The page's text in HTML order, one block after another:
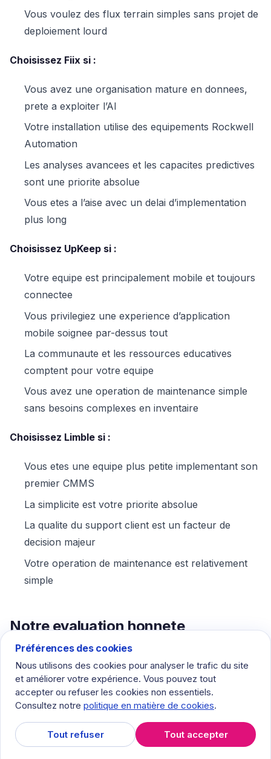
Vous voulez des flux terrain simples sans projet de
deploiement lourd
Choisissez Fiix si :
Vous avez une organisation mature en donnees,
prete a exploiter l’AI
Votre installation utilise des equipements Rockwell
Automation
Les analyses avancees et les capacites predictives
sont une priorite absolue
Vous etes a l’aise avec un delai d’implementation
plus long
Choisissez UpKeep si :
Votre equipe est principalement mobile et toujours
connectee
Vous privilegiez une experience d’application
mobile soignee par-dessus tout
La communaute et les ressources educatives
comptent pour votre equipe
Vous avez une operation de maintenance simple
sans besoins complexes en inventaire
Choisissez Limble si :
Vous etes une equipe plus petite implementant son
premier CMMS
La simplicite est votre priorite absolue
La qualite du support client est un facteur de
decision majeur
Votre operation de maintenance est relativement
simple
Notre evaluation honnete
Chaque plateforme de cette liste represente une
amelioration significative par rapport aux tableurs, au
papier ou a l’absence de systeme. Les equipes de
maintenance qui echouent ne sont pas celles qui ont
choisi le “mauvais” CMMS. Ce sont celles qui n’ont
choisi aucun CMMS du tout ou qui en ont choisi un
Préférences des cookies
Nous utilisons des cookies pour analyser le trafic du site
et améliorer votre expérience. Vous pouvez tout
accepter ou refuser les cookies non essentiels.
Consultez notre politique en matière de cookies.
Tout refuser Tout accepter